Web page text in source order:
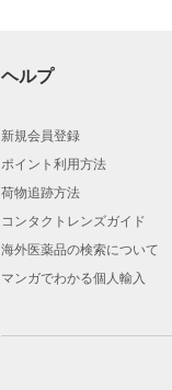
ヘルプ
新規会員登録
ポイント利用方法
荷物追跡方法
コンタクトレンズガイド
海外医薬品の検索について
マンガでわかる個人輸入